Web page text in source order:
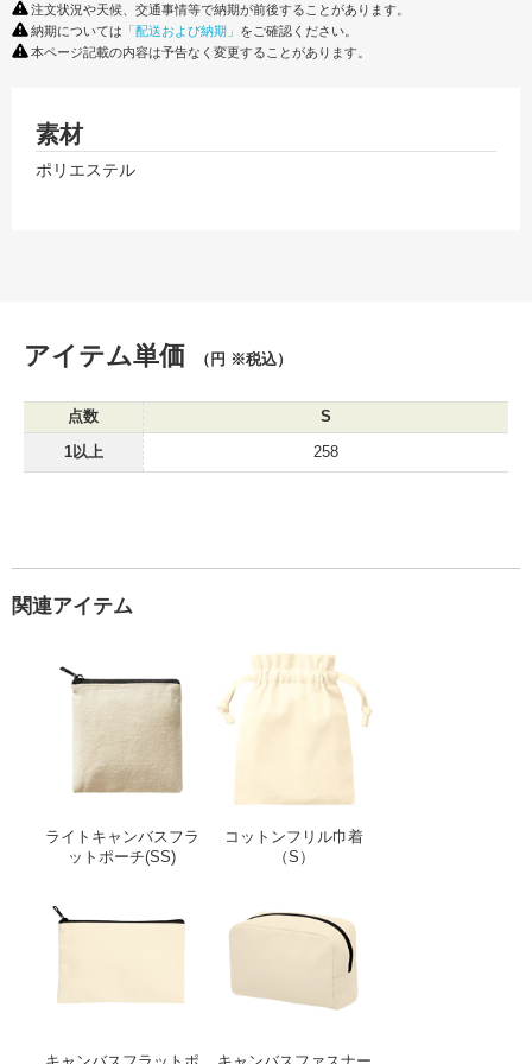
注文状況や天候、交通事情等で納期が前後することがあります。
納期については 「配送および納期」 をご確認ください。
本ページ記載の内容は予告なく変更することがあります。
素材
ポリエステル
アイテム単価 （円 ※税込）
点数 S
1以上 258
関連アイテム
ライトキャンバスフラ
ットポーチ(SS)
ライトキャンバスフラットポーチ(SS)
コットンフリル巾着
（S）